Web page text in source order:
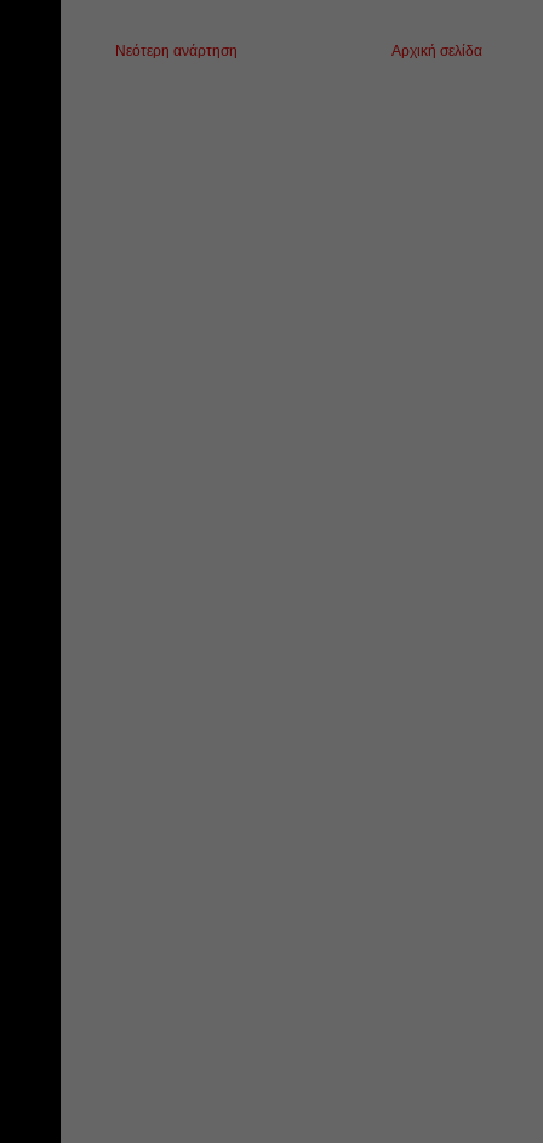
Νεότερη ανάρτηση Αρχική σελίδα